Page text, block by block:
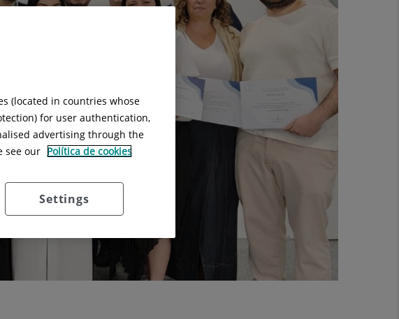
(located in countries whose
for user authentication,
advertising through the
see our Política de cookies
Settings